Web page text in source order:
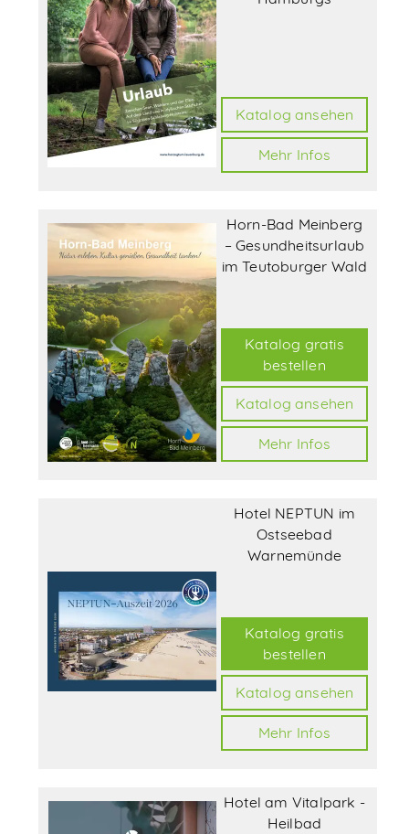
Katalog ansehen
Mehr Infos
Horn-Bad Meinberg
– Gesundheitsurlaub
im Teutoburger Wald
Katalog gratis
bestellen
Katalog ansehen
Mehr Infos
Hotel NEPTUN im
Ostseebad
Warnemünde
Katalog gratis
bestellen
Katalog ansehen
Mehr Infos
Hotel am Vitalpark -
Heilbad